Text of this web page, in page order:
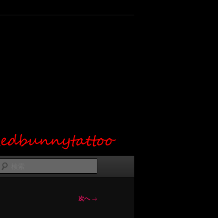
索
次へ→